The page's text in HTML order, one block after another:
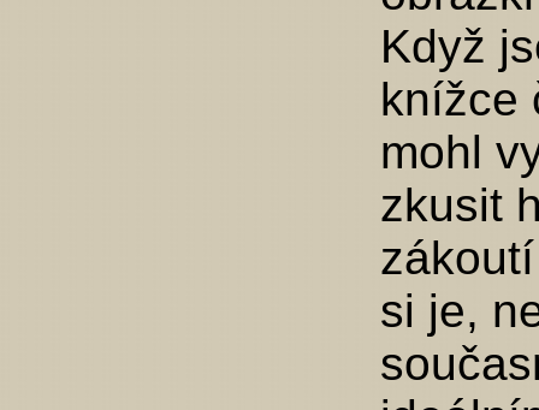
Když
knížce
mohl
zkusit
si je,